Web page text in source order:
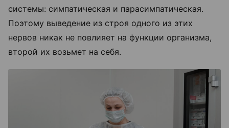
системы: симпатическая и парасимпатическая.
Поэтому выведение из строя одного из этих
нервов никак не повлияет на функции организма,
второй их возьмет на себя.